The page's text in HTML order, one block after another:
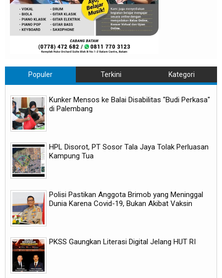
Populer Terkini Kategori
Kunker Mensos ke Balai Disabilitas "Budi Perkasa"
di Palembang
HPL Disorot, PT Sosor Tala Jaya Tolak Perluasan
Kampung Tua
Polisi Pastikan Anggota Brimob yang Meninggal
Dunia Karena Covid-19, Bukan Akibat Vaksin
PKSS Gaungkan Literasi Digital Jelang HUT RI